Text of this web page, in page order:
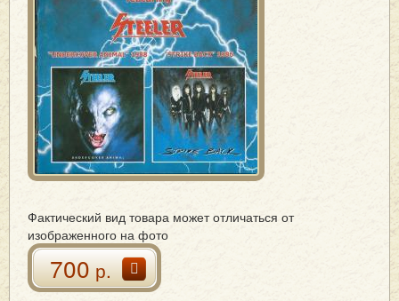
Фактический вид товара может отличаться от
изображенного на фото
700р.